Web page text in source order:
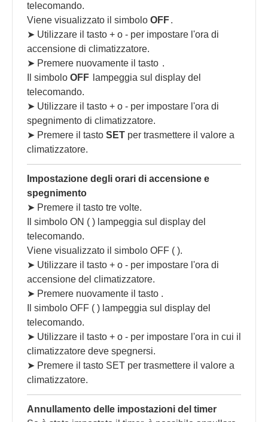
telecomando.
Viene visualizzato il simbolo OFF.
➤ Utilizzare il tasto + o - per impostare l'ora di
accensione di climatizzatore.
➤ Premere nuovamente il tasto .
Il simbolo OFF lampeggia sul display del
telecomando.
➤ Utilizzare il tasto + o - per impostare l'ora di
spegnimento di climatizzatore.
➤ Premere il tasto SET per trasmettere il valore a
climatizzatore.
Impostazione degli orari di accensione e
spegnimento
➤ Premere il tasto tre volte.
Il simbolo ON ( ) lampeggia sul display del
telecomando.
Viene visualizzato il simbolo OFF ( ).
➤ Utilizzare il tasto + o - per impostare l'ora di
accensione del climatizzatore.
➤ Premere nuovamente il tasto .
Il simbolo OFF ( ) lampeggia sul display del
telecomando.
➤ Utilizzare il tasto + o - per impostare l'ora in cui il
climatizzatore deve spegnersi.
➤ Premere il tasto SET per trasmettere il valore a
climatizzatore.
Annullamento delle impostazioni del timer